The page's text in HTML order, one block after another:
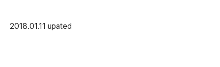
2018.01.11 upated